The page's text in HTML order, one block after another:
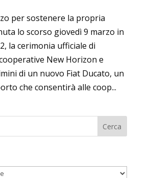
per sostenere la propria
lo scorso giovedì 9 marzo in
la cerimonia ufficiale di
New Horizon e
di un nuovo Fiat Ducato, un
che consentirà alle coop...